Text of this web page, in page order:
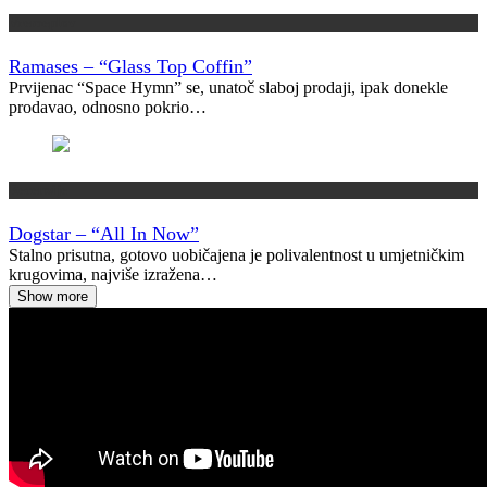
Ramases – “Glass Top Coffin”
Prvijenac “Space Hymn” se, unatoč slaboj prodaji, ipak donekle
prodavao, odnosno pokrio…
Dogstar – “All In Now”
Stalno prisutna, gotovo uobičajena je polivalentnost u umjetničkim
krugovima, najviše izražena…
Show more